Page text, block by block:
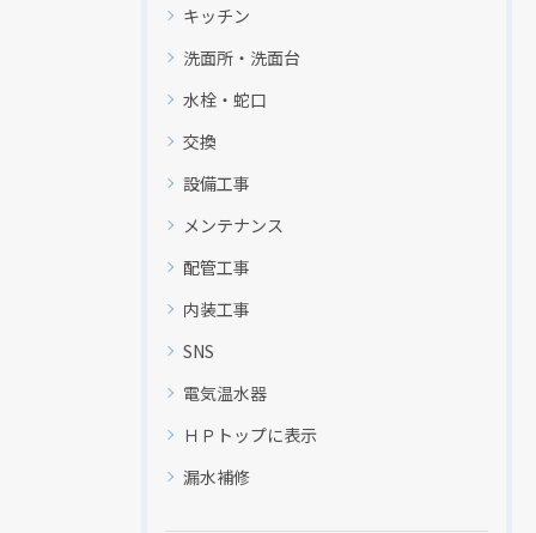
キッチン
洗面所・洗面台
水栓・蛇口
交換
設備工事
メンテナンス
配管工事
内装工事
SNS
電気温水器
ＨＰトップに表示
漏水補修